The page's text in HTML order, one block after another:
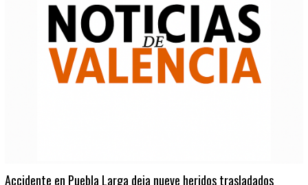
Accidente en Puebla Larga deja nueve heridos trasladados